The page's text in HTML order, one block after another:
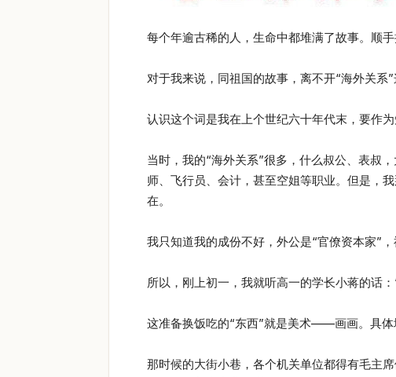
每个年逾古稀的人，生命中都堆满了故事。顺
对于我来说，同祖国的故事，离不开“海外关系”
认识这个词是我在上个世纪六十年代末，要作
当时，我的“海外关系”很多，什么叔公、表叔
师、飞行员、会计，甚至空姐等职业。但是，
在。
我只知道我的成份不好，外公是“官僚资本家”
所以，刚上初一，我就听高一的学长小蒋的话
这准备换饭吃的“东西”就是美术——画画。具体
那时候的大街小巷，各个机关单位都得有毛主